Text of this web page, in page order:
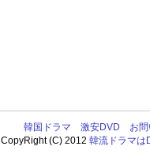
韓国ドラマ 激安DVD
お
CopyRight (C) 2012韓流ドラマは